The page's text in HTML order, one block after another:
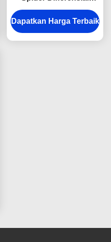
Untuk Bagian Sistem
Transmisi Isuzu Npr Nkr
Dapatkan Harga Terbaik